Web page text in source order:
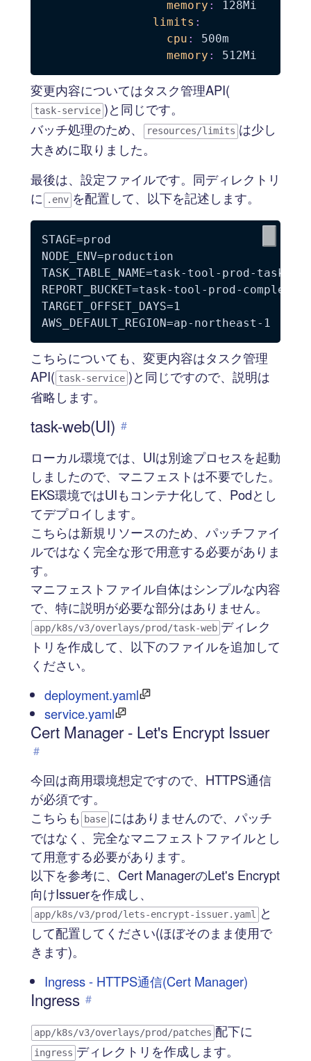
memory :
128Mi
limits :
cpu :
500m
memory :
変更内容についてはタスク管理API(
task-service )と同じです。
バッチ処理のため、
resources/limits は少し
大きめに取りました。
最後は、設定ファイルです。同ディレクトリ
に .env を配置して、以下を記述します。
STAGE=prod
NODE_ENV=production
TASK_TABLE_NAME=task-tool-prod-tasks
REPORT_BUCKET=task-tool-prod-
TARGET_OFFSET_DAYS=1
こちらについても、変更内容はタスク管理
API( task-service )と同じですので、説明は
省略します。
task-web(UI) #
ローカル環境では、UIは別途プロセスを起動
しましたので、マニフェストは不要でした。
EKS環境ではUIもコンテナ化して、Podとし
てデプロイします。
こちらは新規リソースのため、パッチファイ
ルではなく完全な形で用意する必要がありま
す。
マニフェストファイル自体はシンプルな内容
で、特に説明が必要な部分はありません。
app/k8s/v3/overlays/prod/task-web ディレク
トリを作成して、以下のファイルを追加して
ください。
deployment.yaml
service.yaml
Cert Manager - Let's Encrypt Issuer
#
今回は商用環境想定ですので、HTTPS通信
が必須です。
こちらも
base にはありませんので、パッチ
ではなく、完全なマニフェストファイルとし
て用意する必要があります。
以下を参考に、Cert ManagerのLet's Encrypt
向けIssuerを作成し、
app/k8s/v3/prod/lets-encrypt-issuer.yaml
と
して配置してください(ほぼそのまま使用で
きます)。
Ingress - HTTPS通信(Cert Manager)
Ingress #
app/k8s/v3/overlays/prod/patches 配下に
ingress ディレクトリを作成します。